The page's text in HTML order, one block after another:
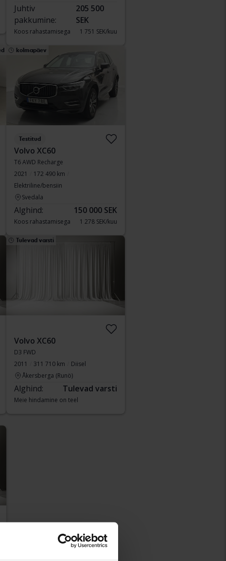
Juhtiv
pakkumine:
205 500
SEK
Koos rahastamisega 1 751 SEK/kuu
kolmapäev
Testitud
Volvo XC60
T6 AWD Recharge
2021
172 490 km
Elektriline/bensiin
Svedala
Alghind: 150 000 SEK
Koos rahastamisega 1 278 SEK/kuu
Tulevad varsti
Volvo XC60
D3 FWD
2011
311 710 km
Diisel
Åkersberga (Runö)
Alghind: Tulevad varsti
Meie hindamine on teel